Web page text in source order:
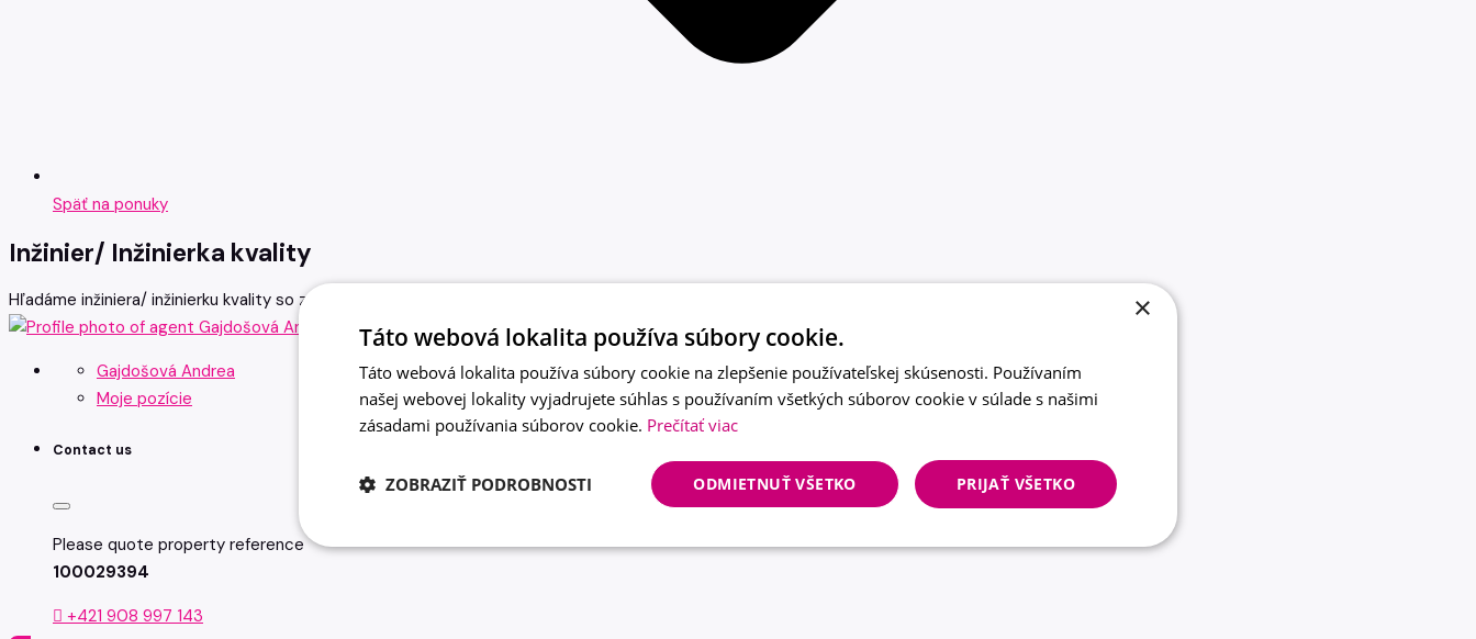
Späť na ponuky
Inžinier/ Inžinierka kvality
Hľadáme inžiniera/ inžinierku kvality so zameraním na procesy a zlepšovanie.
Gajdošová Andrea
Moje pozície
Contact us
Please quote property reference
100029394
+421 908 997 143
×
Táto webová lokalita používa súbory cookie.
Táto webová lokalita používa súbory cookie na zlepšenie používateľskej skúsenosti. Používaním
našej webovej lokality vyjadrujete súhlas s používaním všetkých súborov cookie v súlade s našimi
zásadami používania súborov cookie. Prečítať viac
PRIJAŤ VŠETKO
ODMIETNUŤ VŠETKO
ZOBRAZIŤ PODROBNOSTI